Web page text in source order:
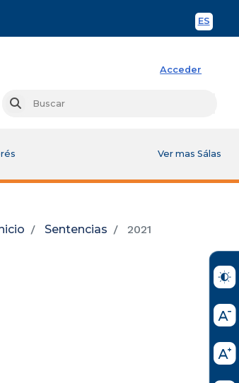
ES
Acceder
Buscar
Ver mas Sálas
Sentencias 2021